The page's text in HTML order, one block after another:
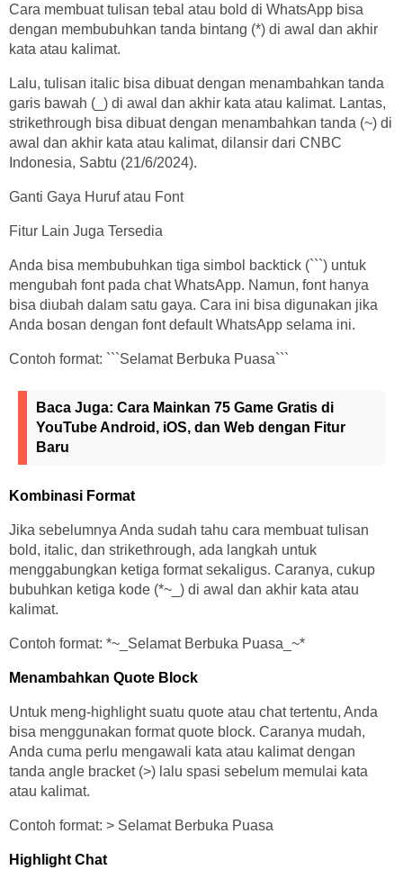
Cara membuat tulisan tebal atau bold di WhatsApp bisa
dengan membubuhkan tanda bintang (*) di awal dan akhir
kata atau kalimat.
Lalu, tulisan italic bisa dibuat dengan menambahkan tanda
garis bawah (_) di awal dan akhir kata atau kalimat. Lantas,
strikethrough bisa dibuat dengan menambahkan tanda (~) di
awal dan akhir kata atau kalimat, dilansir dari CNBC
Indonesia, Sabtu (21/6/2024).
Ganti Gaya Huruf atau Font
Fitur Lain Juga Tersedia
Anda bisa membubuhkan tiga simbol backtick (```) untuk
mengubah font pada chat WhatsApp. Namun, font hanya
bisa diubah dalam satu gaya. Cara ini bisa digunakan jika
Anda bosan dengan font default WhatsApp selama ini.
Contoh format: ```Selamat Berbuka Puasa```
Baca Juga: Cara Mainkan 75 Game Gratis di
YouTube Android, iOS, dan Web dengan Fitur
Baru
Kombinasi Format
Jika sebelumnya Anda sudah tahu cara membuat tulisan
bold, italic, dan strikethrough, ada langkah untuk
menggabungkan ketiga format sekaligus. Caranya, cukup
bubuhkan ketiga kode (*~_) di awal dan akhir kata atau
kalimat.
Contoh format: *~_Selamat Berbuka Puasa_~*
Menambahkan Quote Block
Untuk meng-highlight suatu quote atau chat tertentu, Anda
bisa menggunakan format quote block. Caranya mudah,
Anda cuma perlu mengawali kata atau kalimat dengan
tanda angle bracket (>) lalu spasi sebelum memulai kata
atau kalimat.
Contoh format: > Selamat Berbuka Puasa
Highlight Chat